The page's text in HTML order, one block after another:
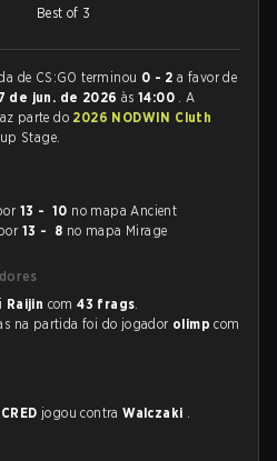
Best of 3
de CS:GO terminou 0 - 2 a favor de
7 de jun. de 2026 às14:00 . A
parte do 2026 NODWIN Cluth
Stage.
13 - 10 no mapa Ancient
13 - 8 no mapa Mirage
Raijin com43 frags.
na partida foi do jogador olimp com
jogou contraWalczaki .